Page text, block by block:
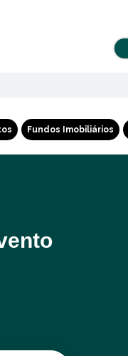
Fundos Imobiliários